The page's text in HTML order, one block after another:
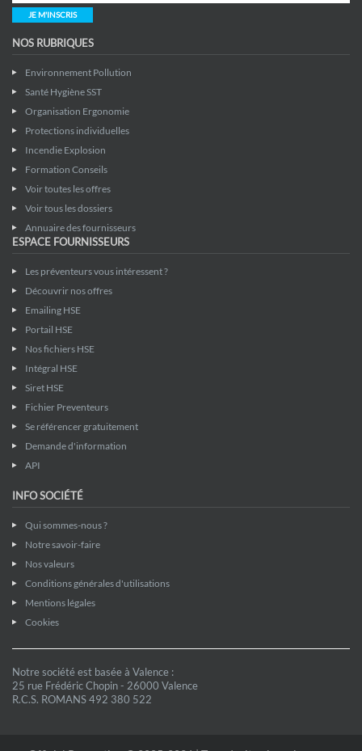
JE M'INSCRIS
NOS RUBRIQUES
Environnement Pollution
Santé Hygiène SST
Organisation Ergonomie
Protections individuelles
Incendie Explosion
Formation Conseils
Voir toutes les offres
Voir tous les dossiers
Annuaire des fournisseurs
ESPACE FOURNISSEURS
Les préventeurs vous intéressent ?
Découvrir nos offres
Emailing HSE
Portail HSE
Nos fichiers HSE
Intégral HSE
Siret HSE
Fichier Preventeurs
Se référencer gratuitement
Demande d'information
API
INFO SOCIÉTÉ
Qui sommes-nous ?
Notre savoir-faire
Nos valeurs
Conditions générales d'utilisations
Mentions légales
Cookies
Notre société est basée à Valence :
25 rue Frédéric Chopin - 26000 Valence
R.C.S. ROMANS 492 380 522